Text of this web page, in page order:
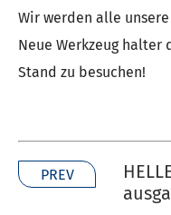
Wir werden alle
Neue Werkzeug halter
Stand zu besuchen!
PREV